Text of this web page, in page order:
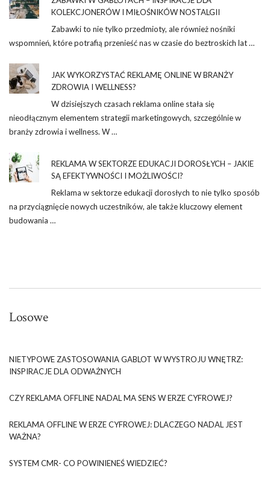
KOLEKCJONERÓW I MIŁOŚNIKÓW NOSTALGII
Zabawki to nie tylko przedmioty, ale również nośniki
wspomnień, które potrafią przenieść nas w czasie do beztroskich lat …
JAK WYKORZYSTAĆ REKLAMĘ ONLINE W BRANŻY
ZDROWIA I WELLNESS?
W dzisiejszych czasach reklama online stała się
nieodłącznym elementem strategii marketingowych, szczególnie w
branży zdrowia i wellness. W …
REKLAMA W SEKTORZE EDUKACJI DOROSŁYCH – JAKIE
SĄ EFEKTYWNOŚCI I MOŻLIWOŚCI?
Reklama w sektorze edukacji dorosłych to nie tylko sposób
na przyciągnięcie nowych uczestników, ale także kluczowy element
budowania …
Losowe
NIETYPOWE ZASTOSOWANIA GABLOT W WYSTROJU WNĘTRZ:
INSPIRACJE DLA ODWAŻNYCH
CZY REKLAMA OFFLINE NADAL MA SENS W ERZE CYFROWEJ?
REKLAMA OFFLINE W ERZE CYFROWEJ: DLACZEGO NADAL JEST
WAŻNA?
SYSTEM CMR- CO POWINIENEŚ WIEDZIEĆ?